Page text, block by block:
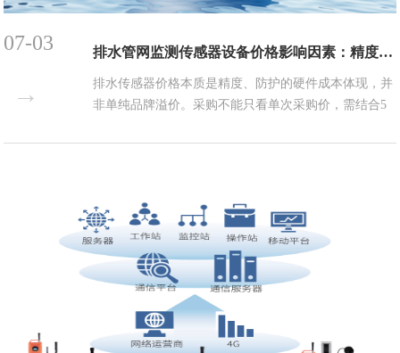
07-03
→
排水管网监测传感器设备价格影响因素：精度与防护等级
排水传感器价格本质是精度、防护的硬件成本体现，并
非单纯品牌溢价。采购不能只看单次采购价，需结合5
必须标配IP68防护，高风险区域同步选用工业级高精度